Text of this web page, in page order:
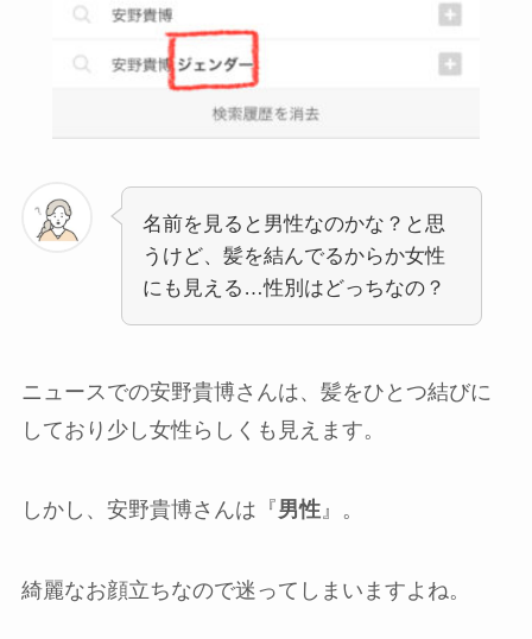
名前を見ると男性なのかな？と思
うけど、髪を結んでるからか女性
にも見える…性別はどっちなの？
ニュースでの安野貴博さんは、髪をひとつ結びに
しており少し女性らしくも見えます。
しかし、安野貴博さんは『男性』。
綺麗なお顔立ちなので迷ってしまいますよね。